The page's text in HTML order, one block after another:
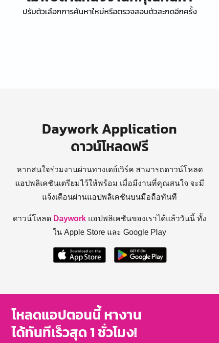
ปรับตัวเลือกการค้นหาใหม่หรือตรวจสอบตัวสะกดอีกครั้ง
Daywork Application
ดาวน์โหลดฟรี
หากสนใจร่วมงานผ่านทางเดย์เวิร์ค สามารถดาวน์โหลด
แอปพลิเคชันเตรียมไว้ให้พร้อม เมื่อมีงานที่คุณสนใจ จะมี
แจ้งเตือนผ่านแอปพลิเคชันบนมือถือทันที
ดาวน์โหลด Daywork แอปพลิเคชันของเราได้แล้ววันนี้ ทั้ง
ใน Apple Store และ Google Play
โหลดแอปตอนนี้ หางาน
ได้ทันทีเร็วสุด 1 ชั่วโมง!